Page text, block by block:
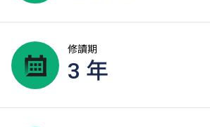
修讀期
3 年